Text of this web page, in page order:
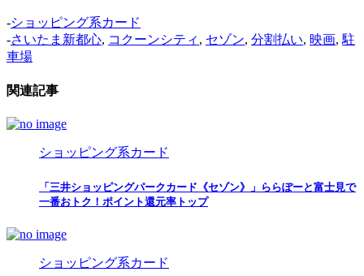
-ショッピング系カード
-さいたま新都心, コクーンシティ , セゾン, 分割払い, 映画, 駐
車場
関連記事
ショッピング系カード
「三井ショッピングパークカード《セゾン》」ららぽーと富士見で
一番おトク！ポイント還元率トップ
ショッピング系カード